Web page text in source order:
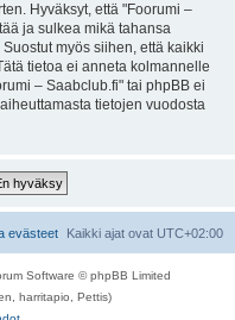
Hyväksyt, että "Foorumi –
ja sulkea mikä tahansa
myös siihen, että kaikki
tietoa ei anneta kolmannelle
– Saabclub.fi" tai phpBB ei
tietojen vuodosta
Kaikki ajat ovat UTC+02:00
evästeet
Software © phpBB Limited
harritapio, Pettis)